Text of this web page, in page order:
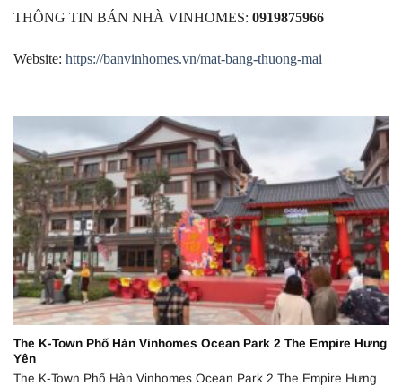
THÔNG TIN BÁN NHÀ VINHOMES: 0919875966
Website: https://banvinhomes.vn/mat-bang-thuong-mai
The K-Town Phố Hàn Vinhomes Ocean Park 2 The Empire Hưng
Yên
The K-Town Phố Hàn Vinhomes Ocean Park 2 The Empire Hưng